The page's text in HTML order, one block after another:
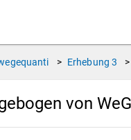
> Erhebung 3 >
von